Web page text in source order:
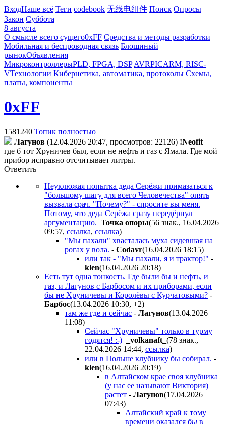
ВходНаше всё Теги codebook 无线电组件 Поиск Опросы
Закон Суббота
8 августа
О смысле всего сущего0xFF Средства и методы разработки
Мобильная и беспроводная связь Блошиный
рынокОбъявления
МикроконтроллерыPLD, FPGA, DSP AVRPICARM, RISC-
VТехнологии Кибернетика, автоматика, протоколы Схемы,
платы, компоненты
0xFF
1581240 Топик полностью
Лaгyнoв (12.04.2026 20:47, просмотров: 22126) !Neofit
где б тот Хруничев был, если не нефть и газ с Ямала. Где мой
прибор исправно отсчитывает литры.
Ответить
Неуклюжая попытка деда Серёжи примазаться к
"большому шагу для всего Человечества" опять
вызвала срач. "Почему?" - спросите вы меня.
Потому, что деда Серёжа сразу передёрнул
аргументацию. Toчкa oпopы(56 знак., 16.04.2026
09:57, ссылка, ссылка)
"Мы пахали" хвасталась муха сидевшая на
рогах у вола. - Codavr(16.04.2026 18:15)
или так - "Мы пахали, я и трактор!" -
klen(16.04.2026 20:18)
Есть тут одна тонкость. Где были бы и нефть, и
газ, и Лагунов с Барбосом и их приборами, если
бы не Хруничевы и Королёвы с Курчатовыми? -
Бapбoc(13.04.2026 10:30, +2)
там же где и сейчас - Лaгyнoв(13.04.2026
11:08)
Сейчас "Хруничевы" только в турму
годятся! :-)
_volkanaft_ (78 знак.,
22.04.2026 14:44, ссылка)
или в Польше клубнику бы собирал. -
klen(16.04.2026 20:19)
в Алтайском крае своя клубника
(у нас ее называют Виктория)
растет - Лaгyнoв(17.04.2026
07:43)
Алтайский край к тому
времени оказался бы в